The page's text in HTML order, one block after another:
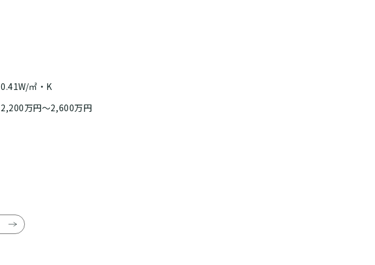
0.41W/㎡・K
2,200万円～2,600万円